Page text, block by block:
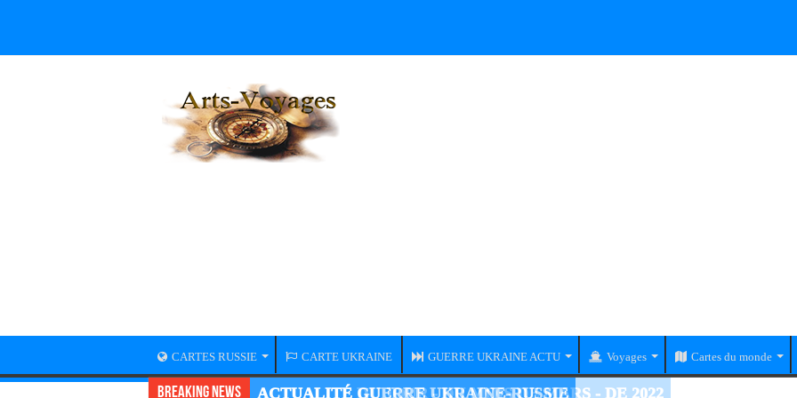
CARTES RUSSIE CARTE UKRAINE GUERRE UKRAINE ACTU Voyages Cartes du monde
Breaking News ACTUALITÉ GUERRE UKRAINE-RUSSIE